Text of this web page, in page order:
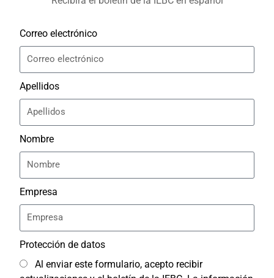
Correo electrónico
Apellidos
Nombre
Empresa
Protección de datos
Al enviar este formulario, acepto recibir